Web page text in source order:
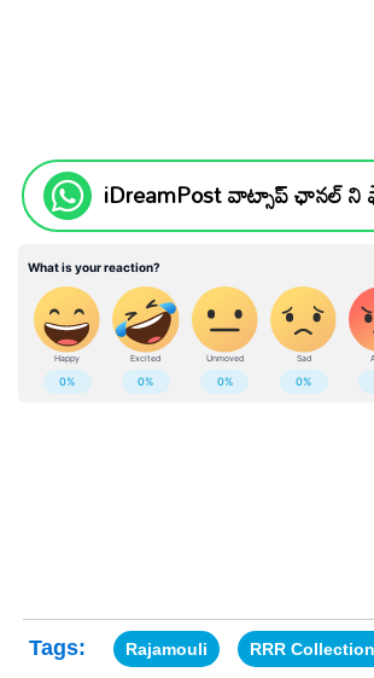
iDreamPost వాట్సాప్ ఛానల్ ని
Tags: Rajamouli RRR